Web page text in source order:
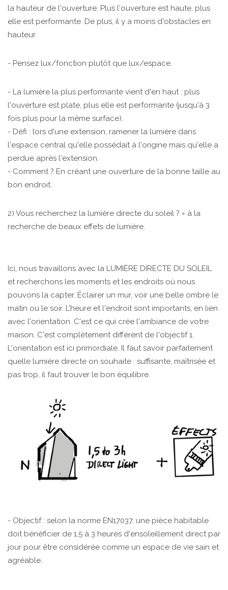
la hauteur de l'ouverture. Plus l'ouverture est haute, plus
elle est performante. De plus, il y a moins d'obstacles en
hauteur.
- Pensez lux/fonction plutôt que lux/espace.
- La lumière la plus performante vient d'en haut : plus
l'ouverture est plate, plus elle est performante (jusqu'à 3
fois plus pour la même surface).
- Défi : lors d'une extension, ramener la lumière dans
l'espace central qu'elle possédait à l'origine mais qu'elle a
perdue après l'extension.
- Comment ? En créant une ouverture de la bonne taille au
bon endroit.
2) Vous recherchez la lumière directe du soleil ? = à la
recherche de beaux effets de lumière.
Ici, nous travaillons avec la LUMIÈRE DIRECTE DU SOLEIL
et recherchons les moments et les endroits où nous
pouvons la capter. Éclairer un mur, voir une belle ombre le
matin ou le soir. L’heure et l'endroit sont importants, en lien
avec l'orientation. C'est ce qui crée l'ambiance de votre
maison. C'est complètement différent de l'objectif 1.
L'orientation est ici primordiale. Il faut savoir parfaitement
quelle lumière directe on souhaite : suffisante, maîtrisée et
pas trop, il faut trouver le bon équilibre.
- Objectif : selon la norme EN17037, une pièce habitable
doit bénéficier de 1,5 à 3 heures d'ensoleillement direct par
jour pour être considérée comme un espace de vie sain et
agréable.